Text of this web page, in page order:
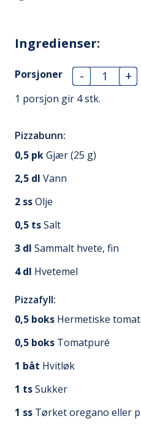
Ingredienser:
Porsjoner - +
1 porsjon gir 4stk.
Pizzabunn:
0,5 pkGjær (25 g)
2,5 dl Vann
2 ssOlje
0,5 tsSalt
3 dl Sammalt hvete, fin
4 dl Hvetemel
Pizzafyll:
0,5 boks Hermetiske
0,5 boks Tomatpuré
1 båt Hvitløk
1 tsSukker
1 ss Tørket oregano eller